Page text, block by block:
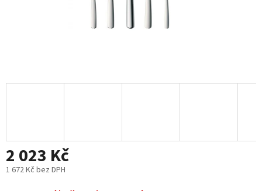
2 023 Kč
1 672 Kč bez DPH